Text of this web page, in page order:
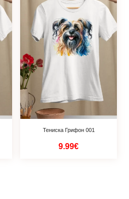
Тениска Грифон 001
9.99€